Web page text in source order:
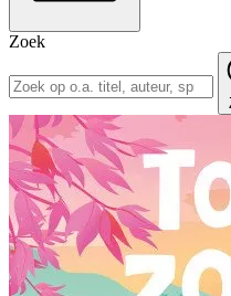
Zoek